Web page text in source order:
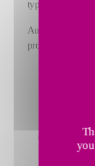
types de
Autrement dit,
production.